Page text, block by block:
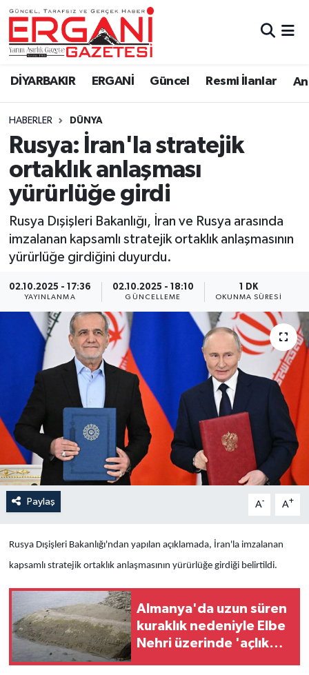
DİYARBAKIR ERGANİ Güncel Resmi İlanlar
HABERLER DÜNYA
Rusya: İran'la stratejik
ortaklık anlaşması
yürürlüğe girdi
Rusya Dışişleri Bakanlığı, İran ve Rusya arasında
imzalanan kapsamlı stratejik ortaklık anlaşmasının
yürürlüğe girdiğini duyurdu.
02.10.2025 - 17:36
YAYINLANMA
02.10.2025 - 18:10
GÜNCELLEME
1 DK
OKUNMA SÜRESI
Paylaş A- A+
Rusya Dışişleri Bakanlığı'ndan yapılan açıklamada, İran'la imzalanan
kapsamlı stratejik ortaklık anlaşmasının yürürlüğe girdiği belirtildi.
Almanya'da uzun süren
kuraklık nedeniyle Elbe
Nehri üzerinde 'açlık
DİYARBAKIR
BİSMİL
BAĞLAR
ERGANİ
Güncel
Eği̇ti̇m
Resmi İlanlar
Sağlık
Si̇yaset
Spor
Yaşam
Anali̇z
Bi̇li̇m & Teknoloji̇
Dünya
Eği̇ti̇m
Ergani Nöbetçi Eczaneler
Ergani Hava Durumu
Ergani Trafik Yoğunluk Haritası
Süper Lig Puan Durumu ve Fikstür
Tüm Manşetler
Son Dakika Haberleri
Haber Arşivi